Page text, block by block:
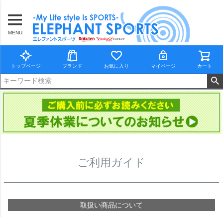
MENU
トップページ ブランド お気に入り マイページ カート
ご利用ガイド
取扱い商品について